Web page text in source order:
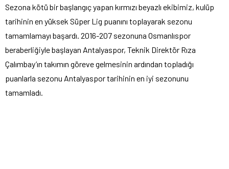
Sezona kötü bir başlangıç yapan kırmızı beyazlı ekibimiz, kulüp
tarihinin en yüksek Süper Lig puanını toplayarak sezonu
tamamlamayı başardı. 2016-207 sezonuna Osmanlıspor
beraberliğiyle başlayan Antalyaspor, Teknik Direktör Rıza
Çalımbay’ın takımın göreve gelmesinin ardından topladığı
puanlarla sezonu Antalyaspor tarihinin en iyi sezonunu
tamamladı.